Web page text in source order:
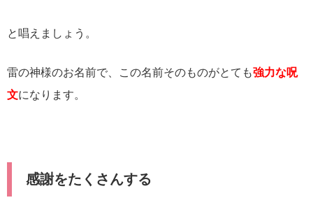
と唱えましょう。
雷の神様のお名前で、この名前そのものがとても強力な呪
文になります。
感謝をたくさんする